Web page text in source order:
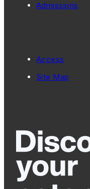
Admissions
Access
Site Map